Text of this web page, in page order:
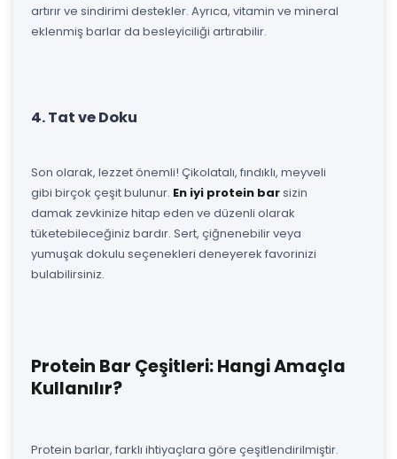
artırır ve sindirimi destekler. Ayrıca, vitamin ve mineral
eklenmiş barlar da besleyiciliği artırabilir.
4. Tat ve Doku
Son olarak, lezzet önemli! Çikolatalı, fındıklı, meyveli
gibi birçok çeşit bulunur. En iyi protein barsizin
damak zevkinize hitap eden ve düzenli olarak
tüketebileceğiniz bardır. Sert, çiğnenebilir veya
yumuşak dokulu seçenekleri deneyerek favorinizi
bulabilirsiniz.
Protein Bar Çeşitleri: Hangi Amaçla
Kullanılır?
Protein barlar, farklı ihtiyaçlara göre çeşitlendirilmiştir.